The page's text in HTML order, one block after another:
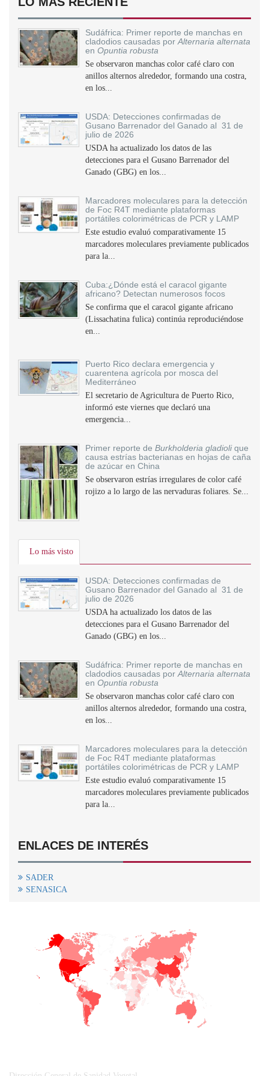
Sudáfrica: Primer reporte de manchas en
cladodios causadas por Alternaria alternata
en Opuntia robusta
Se observaron manchas color café claro con
anillos alternos alrededor, formando una costra,
en los...
USDA: Detecciones confirmadas de
Gusano Barrenador del Ganado al 31 de
julio de 2026
USDA ha actualizado los datos de las
detecciones para el Gusano Barrenador del
Ganado (GBG) en los...
Marcadores moleculares para la detección
de Foc R4T mediante plataformas
portátiles colorimétricas de PCR y LAMP
Este estudio evaluó comparativamente 15
marcadores moleculares previamente publicados
para la...
Cuba:¿Dónde está el caracol gigante
africano? Detectan numerosos focos
Se confirma que el caracol gigante africano
(Lissachatina fulica) continúa reproduciéndose
en...
Puerto Rico declara emergencia y
cuarentena agrícola por mosca del
Mediterráneo
El secretario de Agricultura de Puerto Rico,
informó este viernes que declaró una
emergencia...
Primer reporte de Burkholderia gladiolique
causa estrías bacterianas en hojas de caña
de azúcar en China
Se observaron estrías irregulares de color café
rojizo a lo largo de las nervaduras foliares. Se...
Lo más visto
USDA: Detecciones confirmadas de
Gusano Barrenador del Ganado al 31 de
julio de 2026
USDA ha actualizado los datos de las
detecciones para el Gusano Barrenador del
Ganado (GBG) en los...
Sudáfrica: Primer reporte de manchas en
cladodios causadas por Alternaria alternata
en Opuntia robusta
Se observaron manchas color café claro con
anillos alternos alrededor, formando una costra,
en los...
Marcadores moleculares para la detección
de Foc R4T mediante plataformas
portátiles colorimétricas de PCR y LAMP
Este estudio evaluó comparativamente 15
marcadores moleculares previamente publicados
para la...
ENLACES DE INTERÉS
SADER
SENASICA